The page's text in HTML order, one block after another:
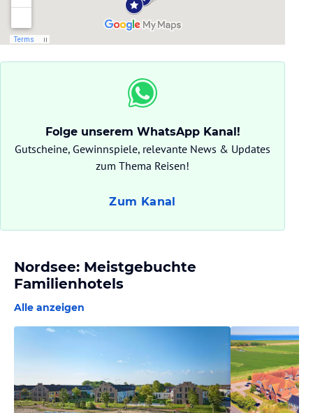
Folge unserem WhatsApp Kanal!
Gutscheine, Gewinnspiele, relevante News & Updates
zum Thema Reisen!
Zum Kanal
Nordsee: Meistgebuchte
Familienhotels
Alle anzeigen